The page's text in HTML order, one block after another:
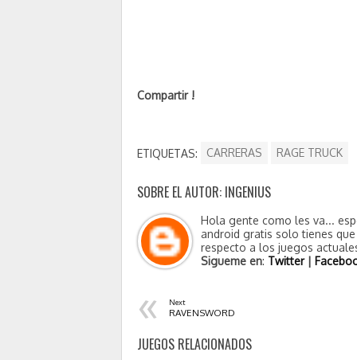
Compartir !
ETIQUETAS: CARRERAS RAGE TRUCK
SOBRE EL AUTOR: INGENIUS
Hola gente como les va...
android gratis solo tienes
respecto a los juegos
Sigueme en: Twitter|
« Next
RAVENSWORD
JUEGOS RELACIONADOS